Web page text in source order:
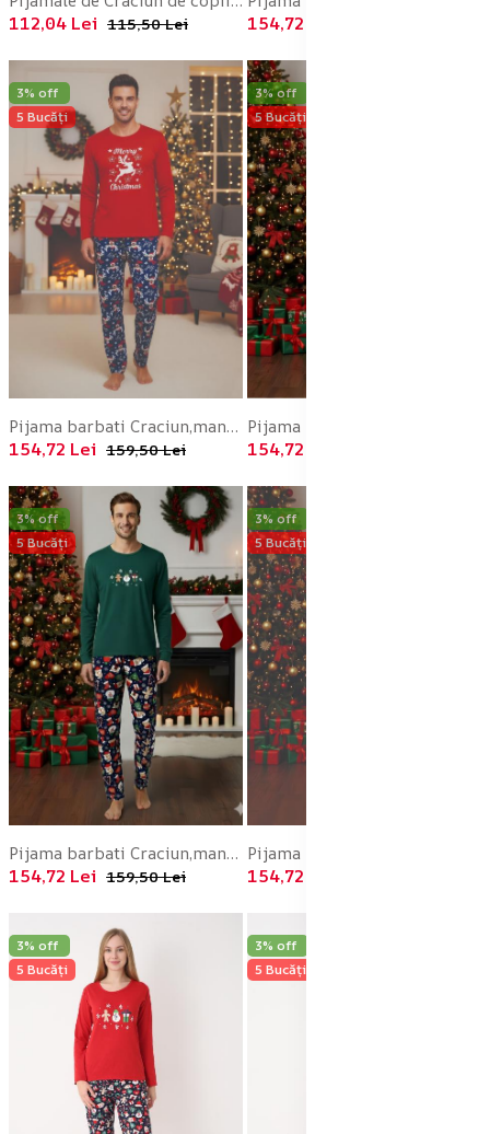
112,04 Lei 115,50 Lei 154,72 Lei
3% off
5 Bucăți
Pijama barbati Craciun,maneca lunga si pantaloni lungi,imprimeu reni,En-gros
154,72 Lei 159,50 Lei
3% off
5 Bucăți
154,72 Lei
3% off
5 Bucăți
Pijama barbati Craciun,maneca lunga si pantaloni lungi,imprimeu figurine festive,En-gros
154,72 Lei 159,50 Lei
3% off
5 Bucăți
154,72 Lei
3% off
5 Bucăți
3% off
5 Bucăți